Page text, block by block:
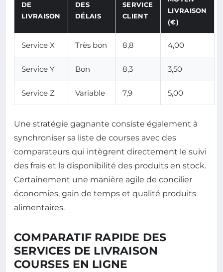
DE
LIVRAISON
DES
DÉLAIS
SERVICE
CLIENT
LIVRAISON
(€)
Service X Très bon 8,8 4,00
Service Y Bon 8,3 3,50
Service Z Variable 7,9 5,00
Une stratégie gagnante consiste également à
synchroniser sa liste de courses avec des
comparateurs qui intègrent directement le suivi
des frais et la disponibilité des produits en stock.
Certainement une manière agile de concilier
économies, gain de temps et qualité produits
alimentaires.
COMPARATIF RAPIDE DES
SERVICES DE LIVRAISON
COURSES EN LIGNE